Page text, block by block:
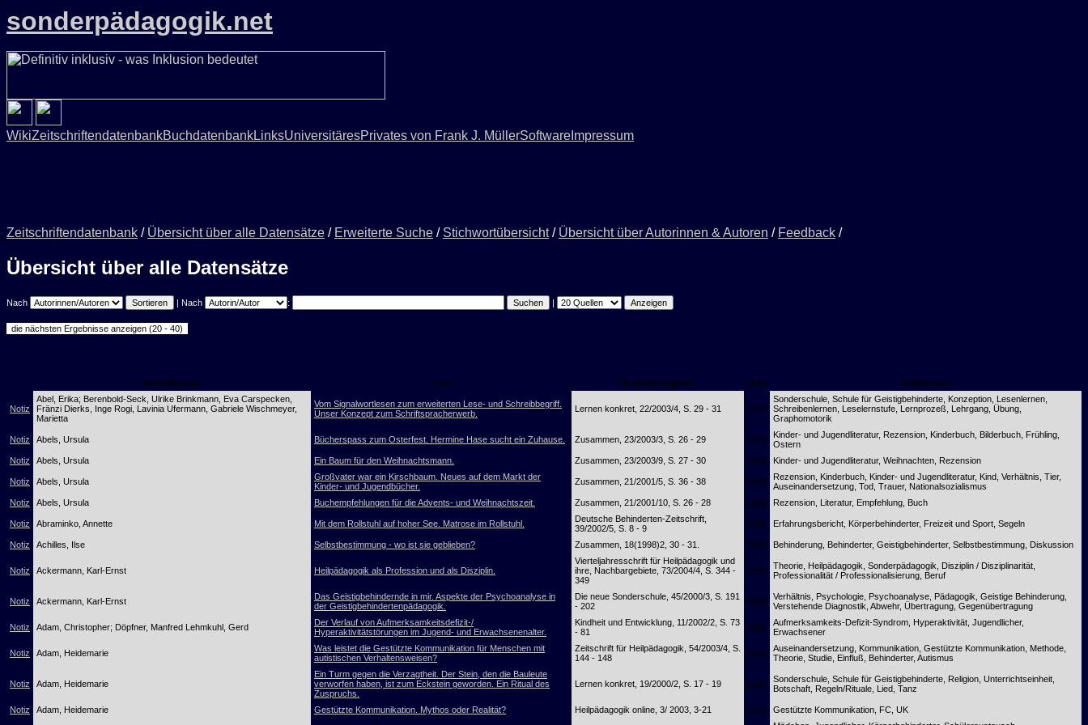
sonderpädagogik.net
WikiZeitschriftendatenbankBuchdatenbankLinksUniversitäresPrivates von Frank J. MüllerSoftware Impressum
Zeitschriftendatenbank / Übersicht über alle Datensätze / Erweiterte Suche / Stichwortübersicht/ Übersicht über Autorinnen & Autoren / Feedback /
Übersicht über alle Datensätze
Nach | Nach : |
Autor/Autorin Titel Erscheinungsort Jahr Stichwörter
Notiz
Abel, Erika; Berenbold-Seck, Ulrike Brinkmann, Eva Carspecken,
Fränzi Dierks, Inge Rogi, Lavinia Ufermann, Gabriele Wischmeyer,
Marietta
Vom Signalwortlesen zum erweiterten Lese- und Schreibbegriff.
Unser Konzept zum Schriftspracherwerb.
Lernen konkret, 22/2003/4, S. 29 - 31 2003
Sonderschule, Schule für Geistigbehinderte, Konzeption, Lesenlernen,
Schreibenlernen, Leselernstufe, Lernprozeß, Lehrgang, Übung,
Graphomotorik
Notiz Abels, Ursula Bücherspass zum Osterfest. Hermine Hase sucht ein Zuhause. Zusammen, 23/2003/3, S. 26 - 29 2003
Kinder- und Jugendliteratur, Rezension, Kinderbuch, Bilderbuch, Frühling,
Ostern
Notiz
Abels, Ursula Ein Baum für den Weihnachtsmann. Zusammen, 23/2003/9, S. 27 - 30 2003 Kinder- und Jugendliteratur, Weihnachten, Rezension
Notiz Abels, Ursula
Großvater war ein Kirschbaum. Neues auf dem Markt der
Kinder- und Jugendbücher.
Zusammen, 21/2001/5, S. 36 - 38 2001
Rezension, Kinderbuch, Kinder- und Jugendliteratur, Kind, Verhältnis, Tier,
Auseinandersetzung, Tod, Trauer, Nationalsozialismus
Notiz
Abels, Ursula Buchempfehlungen für die Advents- und Weihnachtszeit. Zusammen, 21/2001/10, S. 26 - 28 2001 Rezension, Literatur, Empfehlung, Buch
Notiz Abraminko, Annette Mit dem Rollstuhl auf hoher See. Matrose im Rollstuhl.
Deutsche Behinderten-Zeitschrift,
39/2002/5, S. 8 - 9
2002 Erfahrungsbericht, Körperbehinderter, Freizeit und Sport, Segeln
Notiz Achilles, Ilse Selbstbestimmung - wo ist sie geblieben? Zusammen, 18(1998)2, 30 - 31. 1998 Behinderung, Behinderter, Geistigbehinderter, Selbstbestimmung, Diskussion
Notiz Ackermann, Karl-Ernst Heilpädagogik als Profession und als Disziplin.
Vierteljahresschrift für Heilpädagogik und
ihre, Nachbargebiete, 73/2004/4, S. 344 -
349
2004
Theorie, Heilpädagogik, Sonderpädagogik, Disziplin / Disziplinarität,
Professionalität / Professionalisierung, Beruf
Notiz Ackermann, Karl-Ernst
Das Geistigbehindernde in mir. Aspekte der Psychoanalyse in
der Geistigbehindertenpädagogik.
Die neue Sonderschule, 45/2000/3, S. 191
- 202
2000
Verhältnis, Psychologie, Psychoanalyse, Pädagogik, Geistige Behinderung,
Verstehende Diagnostik, Abwehr, Übertragung, Gegenübertragung
Notiz Adam, Christopher; Döpfner, Manfred Lehmkuhl, Gerd
Der Verlauf von Aufmerksamkeitsdefizit-/
Hyperaktivitätstörungen im Jugend- und Erwachsenenalter.
Kindheit und Entwicklung, 11/2002/2, S. 73
- 81
2002
Aufmerksamkeits-Defizit-Syndrom, Hyperaktivität, Jugendlicher,
Erwachsener
Notiz Adam, Heidemarie
Was leistet die Gestützte Kommunikation für Menschen mit
autistischen Verhaltensweisen?
Zeitschrift für Heilpädagogik, 54/2003/4, S.
144 - 148
2003
Auseinandersetzung, Kommunikation, Gestützte Kommunikation, Methode,
Theorie, Studie, Einfluß, Behinderter, Autismus
Notiz Adam, Heidemarie
Ein Turm gegen die Verzagtheit. Der Stein, den die Bauleute
verworfen haben, ist zum Eckstein geworden. Ein Ritual des
Zuspruchs.
Lernen konkret, 19/2000/2, S. 17 - 19 2000
Sonderschule, Schule für Geistigbehinderte, Religion, Unterrichtseinheit,
Botschaft, Regeln/Rituale, Lied, Tanz
Notiz Adam, Heidemarie Gestützte Kommunikation. Mythos oder Realität? Heilpädagogik online, 3/ 2003, 3-21 2003
Gestützte Kommunikation, FC, UK